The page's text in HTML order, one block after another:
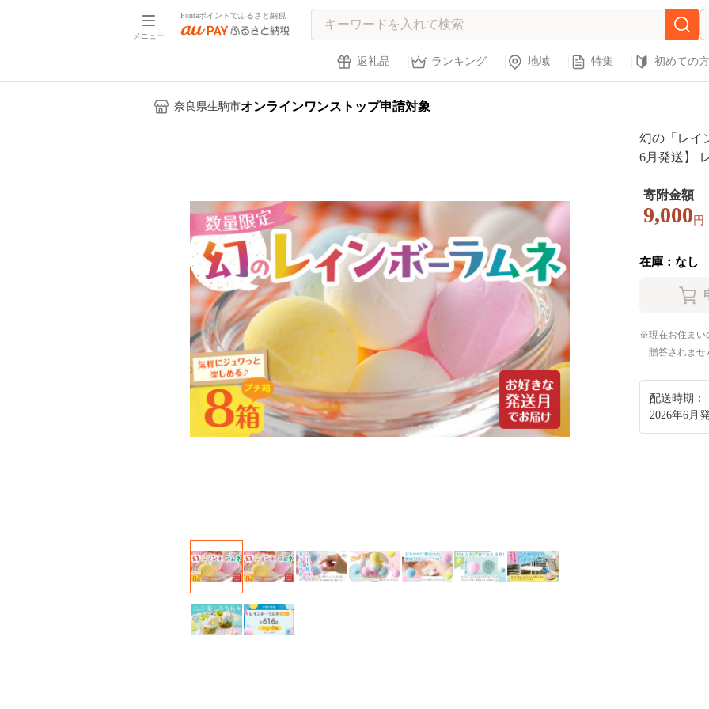
メニュー
Pontaポイントでふるさと納税
返礼品 ランキング 地域 特集 初めての方
奈良県生駒市オンラインワンストップ申請対象
幻の「レイ
6月発送】
子 スイー
菓子 やみ
寄附金額
9,000 円
在庫：なし
現在お住まい
贈答されませ
配送時期：
2026年6月